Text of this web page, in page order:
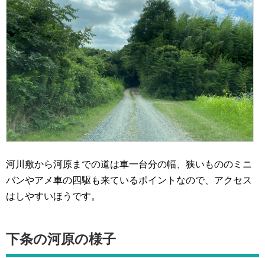
河川敷から河原までの道は車一台分の幅、狭いもののミニ
バンやアメ車の四駆も来ているポイントなので、アクセス
はしやすいほうです。
下条の河原の様子